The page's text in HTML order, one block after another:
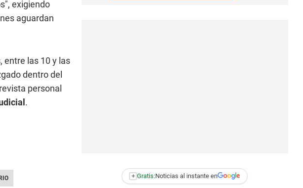
, exigiendo
aguardan
entre las 10 y las
dentro del
personal
.
+ Gratis:Noticias al instante en